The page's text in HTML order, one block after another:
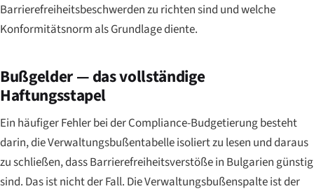
Barrierefreiheitsbeschwerden zu richten sind und welche
Konformitätsnorm als Grundlage diente.
Bußgelder — das vollständige
Haftungsstapel
Ein häufiger Fehler bei der Compliance-Budgetierung besteht
darin, die Verwaltungsbußentabelle isoliert zu lesen und daraus
zu schließen, dass Barrierefreiheitsverstöße in Bulgarien günstig
sind. Das ist nicht der Fall. Die Verwaltungsbußenspalte ist der